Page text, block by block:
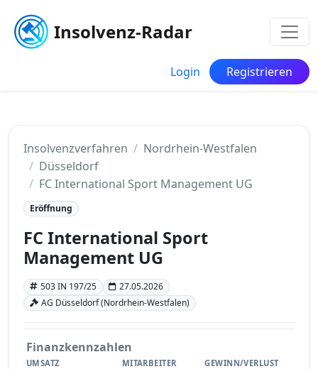
Insolvenz-Radar
Login Registrieren
Insolvenzverfahren
Nordrhein-Westfalen
Düsseldorf
FC International Sport Management UG
Eröffnung
FC International Sport
Management UG
503 IN 197/25
27.05.2026
AG Düsseldorf (Nordrhein-Westfalen)
Finanzkennzahlen
UMSATZ MITARBEITER GEWINN/VERLUST